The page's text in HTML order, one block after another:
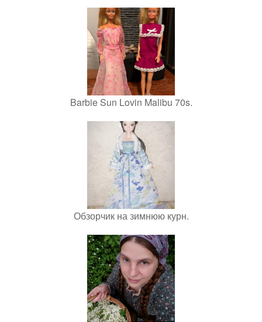
Barbie Sun Lovin Malibu 70s.
Обзорчик на зимнюю курн.